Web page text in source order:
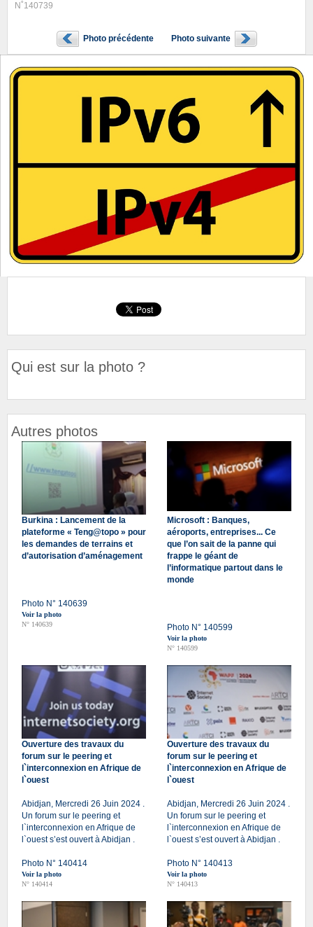
N˚140739
Photo précédente Photo suivante
Qui est sur la photo ?
Autres photos
Burkina : Lancement de la
plateforme « Teng@topo » pour
les demandes de terrains et
d’autorisation d’aménagement
Photo N° 140639
Voir la photo
N° 140639
Microsoft : Banques,
aéroports, entreprises... Ce
que l’on sait de la panne qui
frappe le géant de
l’informatique partout dans le
monde
Photo N° 140599
Voir la photo
N° 140599
Ouverture des travaux du
forum sur le peering et
l`interconnexion en Afrique de
l`ouest
Abidjan, Mercredi 26 Juin 2024 .
Un forum sur le peering et
l`interconnexion en Afrique de
l`ouest s’est ouvert à Abidjan .
Photo N° 140414
Voir la photo
N° 140414
Ouverture des travaux du
forum sur le peering et
l`interconnexion en Afrique de
l`ouest
Abidjan, Mercredi 26 Juin 2024 .
Un forum sur le peering et
l`interconnexion en Afrique de
l`ouest s’est ouvert à Abidjan .
Photo N° 140413
Voir la photo
N° 140413